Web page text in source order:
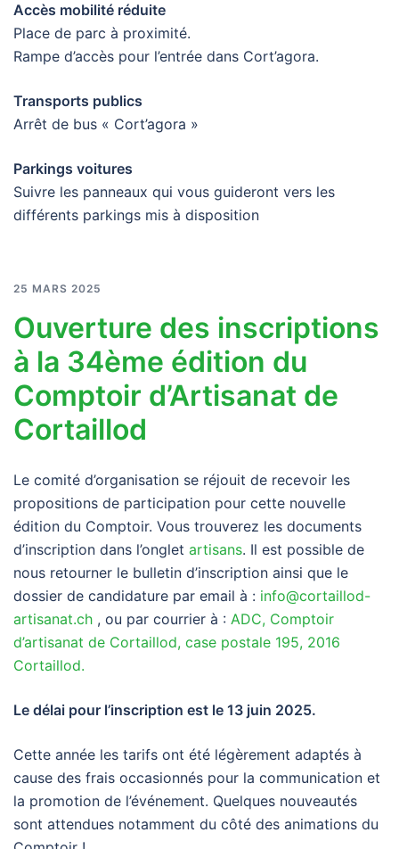
Accès mobilité réduite
Place de parc à proximité.
Rampe d’accès pour l’entrée dans Cort’agora.
Transports publics
Arrêt de bus « Cort’agora »
Parkings voitures
Suivre les panneaux qui vous guideront vers les
différents parkings mis à disposition
25 MARS 2025
Ouverture des inscriptions
à la 34ème édition du
Comptoir d’Artisanat de
Cortaillod
Le comité d’organisation se réjouit de recevoir les
propositions de participation pour cette nouvelle
édition du Comptoir. Vous trouverez les documents
d’inscription dans l’onglet artisans. Il est possible de
nous retourner le bulletin d’inscription ainsi que le
dossier de candidature par email à : info@cortaillod-
artisanat.ch , ou par courrier à : ADC, Comptoir
d’artisanat de Cortaillod, case postale 195, 2016
Cortaillod.
Le délai pour l’inscription est le 13 juin 2025.
Cette année les tarifs ont été légèrement adaptés à
cause des frais occasionnés pour la communication et
la promotion de l’événement. Quelques nouveautés
sont attendues notamment du côté des animations du